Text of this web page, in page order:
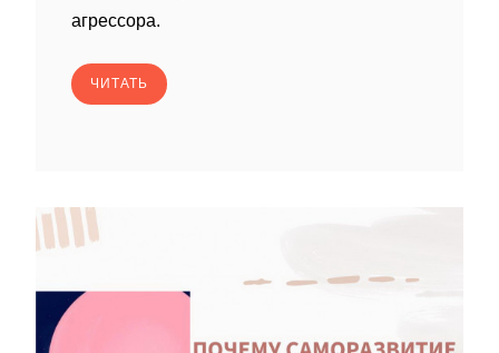
агрессора.
ЧИТАТЬ